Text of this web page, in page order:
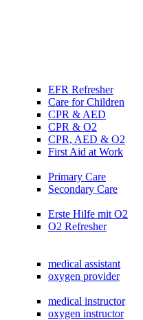
EFR Refresher
Care for Children
CPR & AED
CPR & O2
CPR, AED & O2
First Aid at Work
Primary Care
Secondary Care
Erste Hilfe mit O2
O2 Refresher
medical assistant
oxygen provider
medical instructor
oxygen instructor